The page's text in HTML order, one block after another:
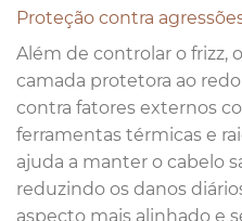
Proteção contra
Além de controlar o frizz,
camada protetora ao
contra fatores externos
ferramentas térmicas e
ajuda a manter o cabelo
reduzindo os danos
aspecto mais alinhado e